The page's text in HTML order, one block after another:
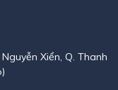
Xiển, Q. Thanh